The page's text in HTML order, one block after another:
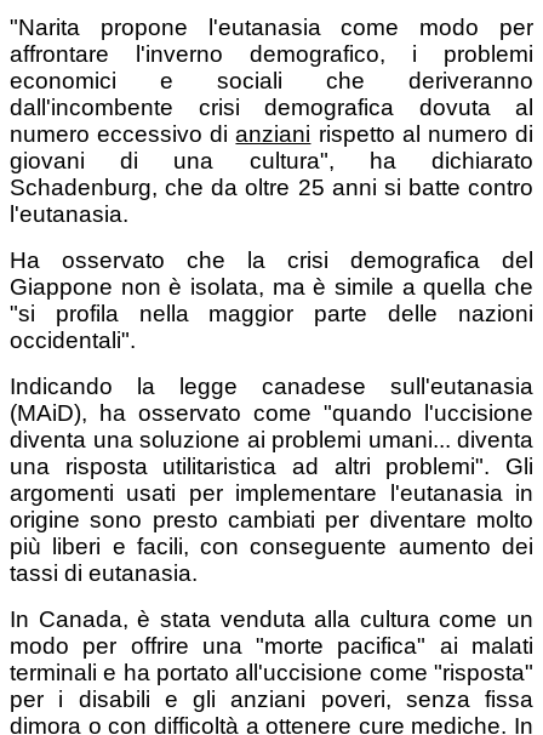
"Narita propone l'eutanasia come modo per
affrontare l'inverno demografico, i problemi
economici e sociali che deriveranno
dall'incombente crisi demografica dovuta al
numero eccessivo dianziani rispetto al numero di
giovani di una cultura", ha dichiarato
Schadenburg, che da oltre 25 anni si batte contro
l'eutanasia.
Ha osservato che la crisi demografica del
Giappone non è isolata, ma è simile a quella che
"si profila nella maggior parte delle nazioni
occidentali".
Indicando la legge canadese sull'eutanasia
(MAiD), ha osservato come "quando l'uccisione
diventa una soluzione ai problemi umani... diventa
una risposta utilitaristica ad altri problemi". Gli
argomenti usati per implementare l'eutanasia in
origine sono presto cambiati per diventare molto
più liberi e facili, con conseguente aumento dei
tassi di eutanasia.
In Canada, è stata venduta alla cultura come un
modo per offrire una "morte pacifica" ai malati
terminali e ha portato all'uccisione come "risposta"
per i disabili e gli anziani poveri, senza fissa
dimora o con difficoltà a ottenere cure mediche. In